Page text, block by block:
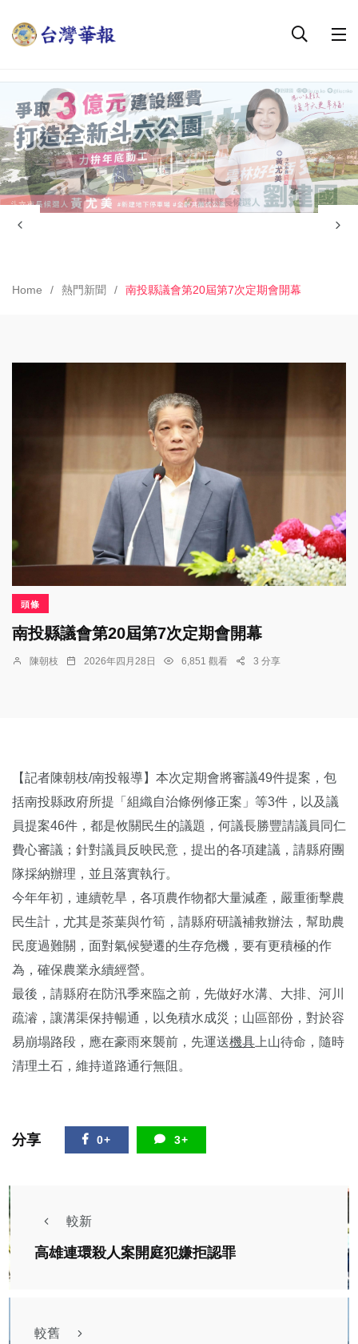
Home 熱門新聞 南投縣議會第20屆第7次定期會開幕
頭條
南投縣議會第20屆第7次定期會開幕
陳朝枝 2026年四月28日 6,851 觀看 3 分享
【記者陳朝枝/南投報導】本次定期會將審議49件提案，包
括南投縣政府所提「組織自治條例修正案」等3件，以及議
員提案46件，都是攸關民生的議題，何議長勝豐請議員同仁
費心審議；針對議員反映民意，提出的各項建議，請縣府團
隊採納辦理，並且落實執行。
今年年初，連續乾旱，各項農作物都大量減產，嚴重衝擊農
民生計，尤其是茶葉與竹筍，請縣府研議補救辦法，幫助農
民度過難關，面對氣候變遷的生存危機，要有更積極的作
為，確保農業永續經營。
最後，請縣府在防汛季來臨之前，先做好水溝、大排、河川
疏濬，讓溝渠保持暢通，以免積水成災；山區部份，對於容
易崩塌路段，應在豪雨來襲前，先運送機具 上山待命，隨時
清理土石，維持道路通行無阻。
分享 0+ 3+
較新
高雄連環殺人案開庭犯嫌拒認罪
較舊